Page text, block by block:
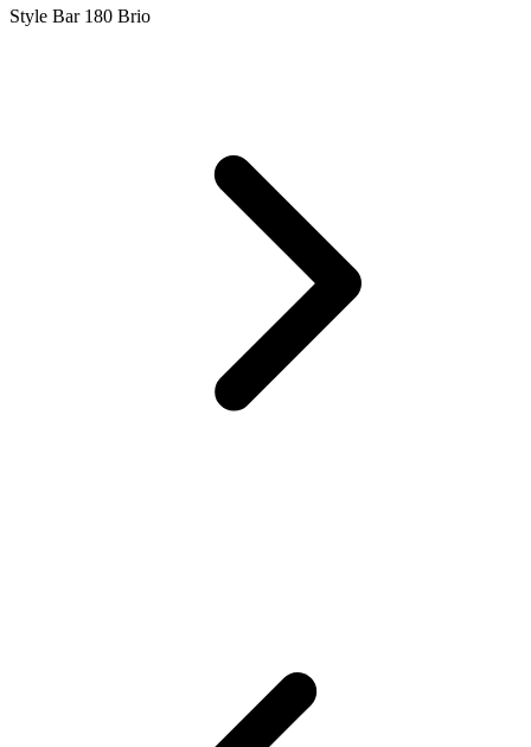
Style Bar 180 Brio